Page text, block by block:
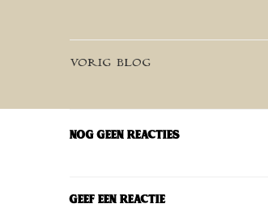
Bericht
navigatie
VORIG BLOG
Nog geen reacties
Geef een reactie